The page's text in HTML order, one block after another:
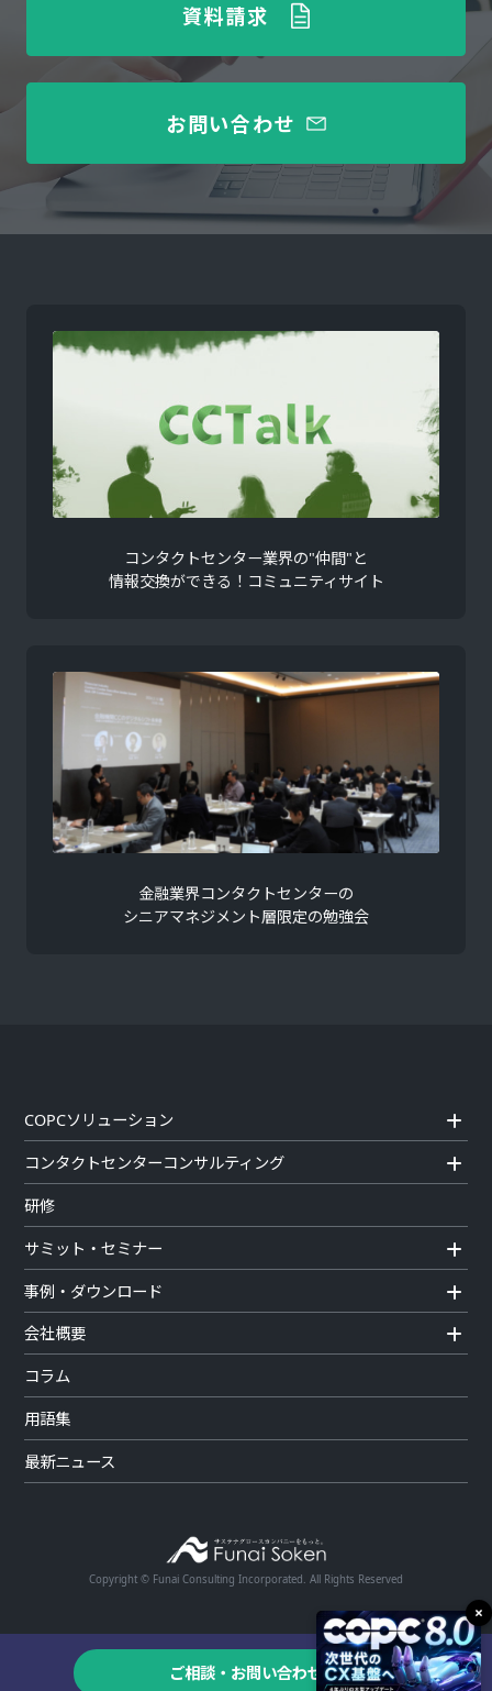
資料請求
お問い合わせ
コンタクトセンター業界の"仲間"と
情報交換ができる！コミュニティサイト
金融業界コンタクトセンターの
シニアマネジメント層限定の勉強会
COPCソリューション
コンタクトセンターコンサルティング
研修
サミット・セミナー
事例・ダウンロード
会社概要
コラム
用語集
最新ニュース
Copyright © Funai Consulting Incorporated. All Rights Reserved
ご相談・お問い合わせ
×